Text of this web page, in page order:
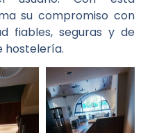
su compromiso con
fiables, seguras y de
hostelería.